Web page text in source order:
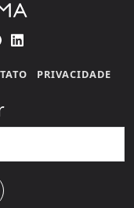
PRIVACIDADE